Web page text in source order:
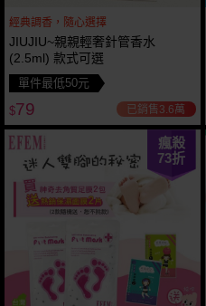
經典調香，隨心選擇
JIUJIU~親親輕奢針管香水
(2.5ml) 款式可選
單件最低50元
$79 已銷售3.6萬
瘋殺
73折